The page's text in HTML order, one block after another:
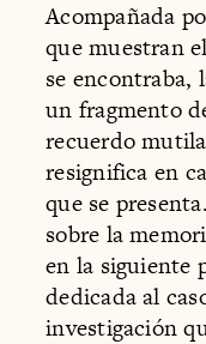
Acompañada
que muestran
se encontraba,
un fragmento
recuerdo
resignifica en
que se
sobre la
en la siguiente
dedicada al
investigación